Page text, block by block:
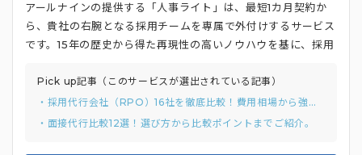
アールナインの提供する「人事ライト」は、最短1カ月契約か
ら、貴社の右腕となる採用チームを専属で外付けするサービス
です。15年の歴史から得た再現性の高いノウハウを基に、採用
Pick up記事（このサービスが選出されている記事）
・採用代行会社（RPO）16社を徹底比較！費用相場から強み別の選び方までご紹介
・面接代行比較12選！選び方から比較ポイントまでご紹介。